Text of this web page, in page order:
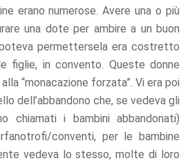
erano numerose. Avere una o più
una dote per ambire a un buon
permettersela era costretto
figlie, in convento. Queste donne
“monacazione forzata”. Vi era poi
dell’abbandono che, se vedeva gli
chiamati i bambini abbandonati)
conventi, per le bambine
vedeva lo stesso, molte di loro